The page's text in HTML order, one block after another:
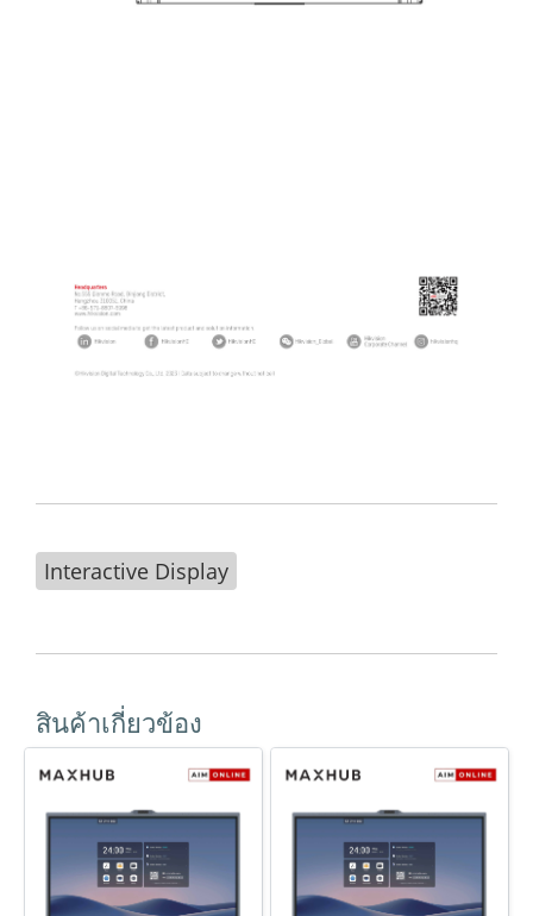
Interactive Display
สินค้าเกี่ยวข้อง